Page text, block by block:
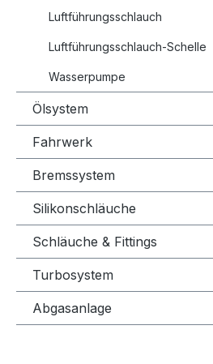
Luftführungsschlauch
Luftführungsschlauch-Schelle
Wasserpumpe
Ölsystem
Fahrwerk
Bremssystem
Silikonschläuche
Schläuche & Fittings
Turbosystem
Abgasanlage